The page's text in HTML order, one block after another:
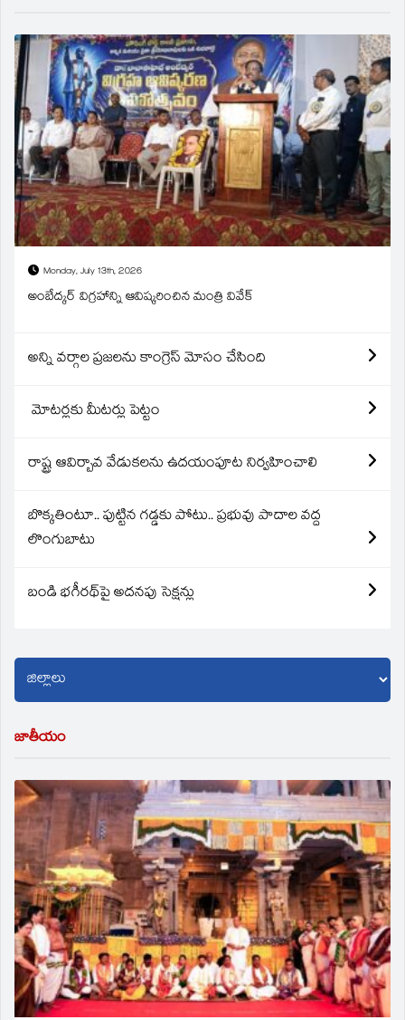
Monday, July 13th, 2026
అంబేద్కర్ విగ్రహాన్ని ఆవిష్కరించిన మంత్రి వివేక్
అన్ని వర్గాల ప్రజలను కాంగ్రెస్ మోసం చేసింది
మోటర్లకు మీటర్లు పెట్టం
రాష్ట్ర ఆవిర్బావ వేడుకలను ఉదయంపూట నిర్వహించాలి
బొక్కతింటూ.. పుట్టిన గడ్డకు పోటు.. ప్రభువు పాదాల వద్ద
లొంగుబాటు
బండి భగీరథ్‌పై అదనపు సెక్షన్లు
జాతీయం